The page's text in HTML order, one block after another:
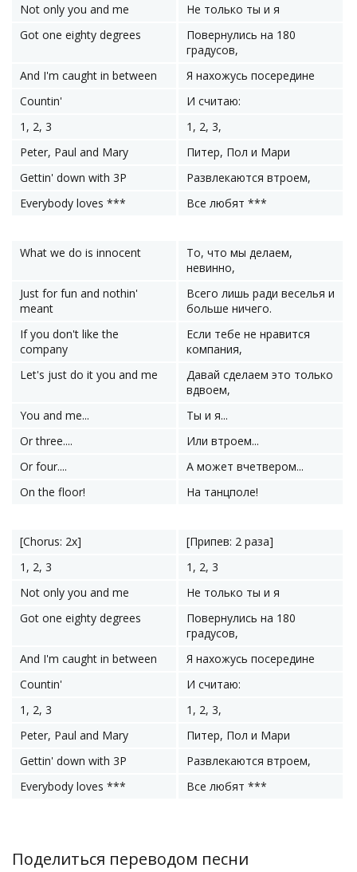
Not only you and me
Не только ты и я
Got one eighty degrees
Повернулись на 180
градусов,
And I'm caught in between
Я нахожусь посередине
Countin'
И считаю:
1, 2, 3
1, 2, 3,
Peter, Paul and Mary
Питер, Пол и Мари
Gettin' down with 3P
Развлекаются втроем,
Everybody loves ***
Все любят ***
What we do is innocent
То, что мы делаем,
невинно,
Just for fun and nothin'
meant
Всего лишь ради веселья и
больше ничего.
If you don't like the
company
Если тебе не нравится
компания,
Let's just do it you and me
Давай сделаем это только
вдвоем,
You and me...
Ты и я...
Or three....
Или втроем...
Or four....
А может вчетвером...
On the floor!
На танцполе!
[Chorus: 2x]
[Припев: 2 раза]
1, 2, 3
1, 2, 3
Not only you and me
Не только ты и я
Got one eighty degrees
Повернулись на 180
градусов,
And I'm caught in between
Я нахожусь посередине
Countin'
И считаю:
1, 2, 3
1, 2, 3,
Peter, Paul and Mary
Питер, Пол и Мари
Gettin' down with 3P
Развлекаются втроем,
Everybody loves ***
Все любят ***
Поделиться переводом песни